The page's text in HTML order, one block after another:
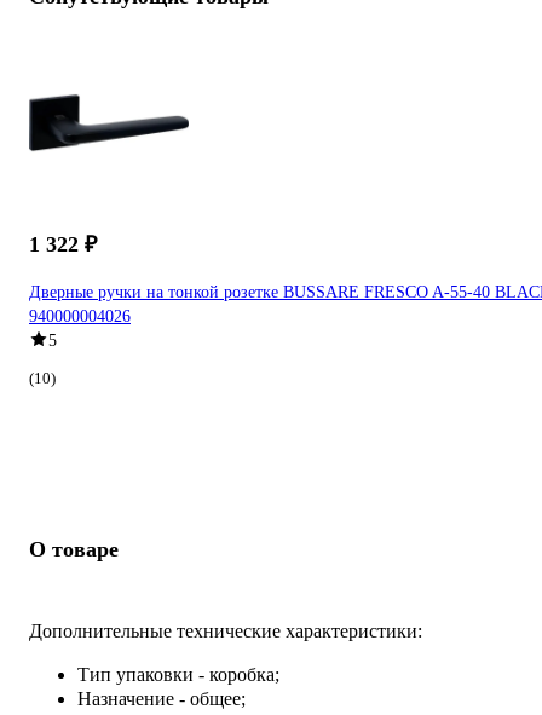
1 322 ₽
Дверные ручки на тонкой розетке BUSSARE FRESCO A-55-40
940000004026
5
(10)
О товаре
Дополнительные технические характеристики:
Тип упаковки - коробка;
Назначение - общее;